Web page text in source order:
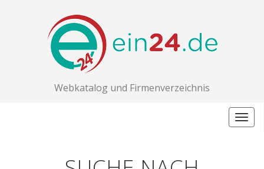
Webkatalog und Firmenverzeichnis